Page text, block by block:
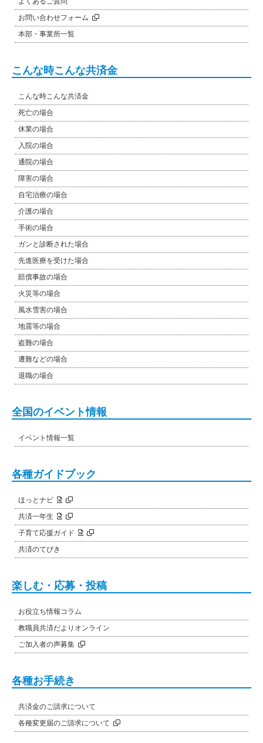
お問い合わせフォーム
本部・事業所一覧
こんな時こんな共済金
こんな時こんな共済金
死亡の場合
休業の場合
入院の場合
通院の場合
障害の場合
自宅治療の場合
介護の場合
手術の場合
ガンと診断された場合
先進医療を受けた場合
賠償事故の場合
火災等の場合
風水雪害の場合
地震等の場合
盗難の場合
遭難などの場合
退職の場合
全国のイベント情報
イベント情報一覧
各種ガイドブック
ほっとナビ
共済一年生
子育て応援ガイド
共済のてびき
楽しむ・応募・投稿
お役立ち情報コラム
教職員共済だよりオンライン
ご加入者の声募集
各種お手続き
共済金のご請求について
各種変更届のご請求について